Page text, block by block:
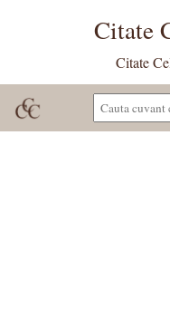
Citate
Citate